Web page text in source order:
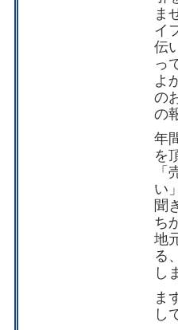
ま
イ
伝
っ
よ
の
の
年
を
い
聞
ち
地
る
し
ま
し